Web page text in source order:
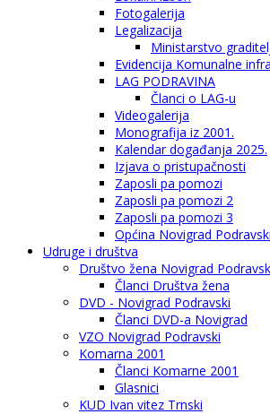
Fotogalerija
Legalizacija
Ministarstvo
Evidencija Komunalne
LAG PODRAVINA
Članci o LAG-u
Videogalerija
Monografija iz 2001.
Kalendar događanja 2025.
Izjava o pristupačnosti
Zaposli pa pomozi
Zaposli pa pomozi 2
Zaposli pa pomozi 3
Općina Novigrad
Udruge i društva
Društvo žena Novigrad
Članci Društva žena
DVD - Novigrad Podravski
Članci DVD-a Novigrad
VZO Novigrad Podravski
Komarna 2001
Članci Komarne 2001
Glasnici
KUD Ivan vitez Trnski